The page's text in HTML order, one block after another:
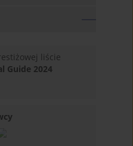
liście
Guide 2024